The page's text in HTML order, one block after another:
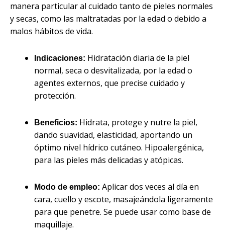
manera particular al cuidado tanto de pieles normales
y secas, como las maltratadas por la edad o debido a
malos hábitos de vida.
Indicaciones: Hidratación diaria de la piel
normal, seca o desvitalizada, por la edad o
agentes externos, que precise cuidado y
protección.
Beneficios: Hidrata, protege y nutre la piel,
dando suavidad, elasticidad, aportando un
óptimo nivel hídrico cutáneo. Hipoalergénica,
para las pieles más delicadas y atópicas.
Modo de empleo: Aplicar dos veces al día en
cara, cuello y escote, masajeándola ligeramente
para que penetre. Se puede usar como base de
maquillaje.